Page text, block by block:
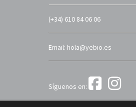
(+34) 610 84 06 06
Email: hola@yebio.es
Síguenos en: